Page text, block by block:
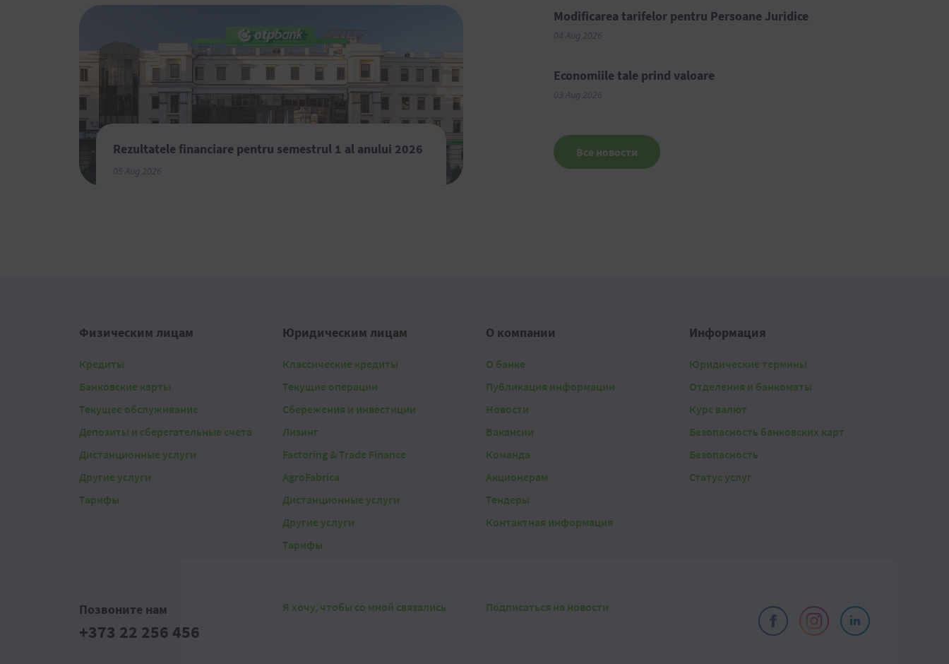
Rezultatele financiare pentru semestrul 1 al anului 2026
05 Aug 2026
Modificarea tarifelor pentru Persoane Juridice
04 Aug 2026
Economiile tale prind valoare
03 Aug 2026
Все новости
Физическим лицам
Кредиты
Банковские карты
Текущее обслуживание
Депозиты и сберегательные счета
Дистанционные услуги
Другие услуги
Тарифы
Юридическим лицам
Классические кредиты
Текущие операции
Сбережения и инвестиции
Лизинг
Factoring & Trade Finance
AgroFabrica
Дистанционные услуги
Другие услуги
Тарифы
О компании
О банке
Публикация информации
Новости
Вакансии
Команда
Акционерам
Тендеры
Контактная информация
Информация
Юридические термины
Отделения и банкоматы
Курс валют
Безопасность банковских карт
Безопасность
Статус услуг
Позвоните нам
+373 22 256 456
Я хочу, чтобы со мной связались Подписаться на новости